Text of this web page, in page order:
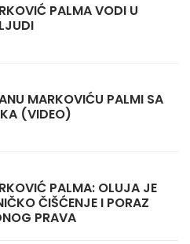
PALMA VODI U
MARKOVIĆU PALMI SA
(VIDEO)
PALMA: OLUJA JE
ČIŠĆENJE I PORAZ
PRAVA